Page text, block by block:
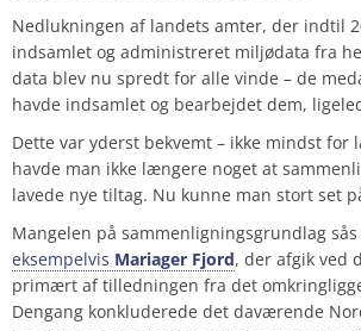
Nedlukningen af landets amter, der indtil
indsamlet og administreret miljødata fra
data blev nu spredt for alle vinde – de
havde indsamlet og bearbejdet dem,
Dette var yderst bekvemt – ikke mindst for
havde man ikke længere noget at
lavede nye tiltag. Nu kunne man stort set
Mangelen på sammenligningsgrundlag
eksempelvis Mariager Fjord, der afgik ved
primært af tilledningen fra det
Dengang konkluderede det daværende